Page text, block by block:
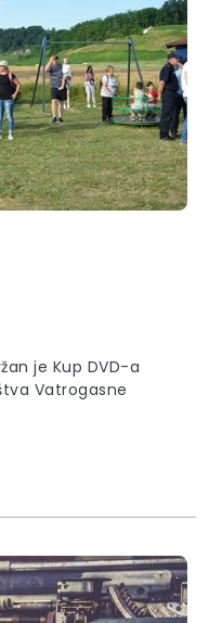
je Kup DVD-a
Vatrogasne